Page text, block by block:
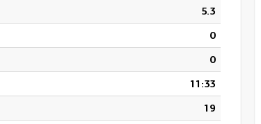
5.3
0
0
11:33
19